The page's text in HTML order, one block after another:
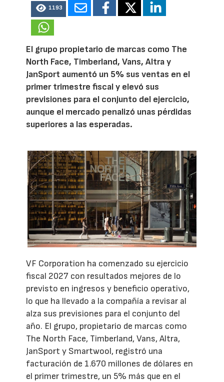
1193
El grupo propietario de marcas como The
North Face, Timberland, Vans, Altra y
JanSport aumentó un 5% sus ventas en el
primer trimestre fiscal y elevó sus
previsiones para el conjunto del ejercicio,
aunque el mercado penalizó unas pérdidas
superiores a las esperadas.
VF Corporation ha comenzado su ejercicio
fiscal 2027 con resultados mejores de lo
previsto en ingresos y beneficio operativo,
lo que ha llevado a la compañía a revisar al
alza sus previsiones para el conjunto del
año. El grupo, propietario de marcas como
The North Face, Timberland, Vans, Altra,
JanSport y Smartwool, registró una
facturación de 1.670 millones de dólares en
el primer trimestre, un 5% más que en el